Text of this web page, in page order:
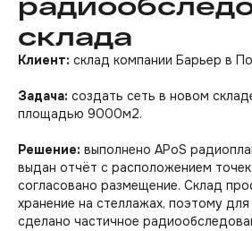
склада
Клиент: склад компании Барьер в
Задача: создать сеть в новом
площадью 9000м2.
Решение: выполнено APoS
выдан отчёт с расположением
согласовано размещение. Склад
хранение на стеллажах, поэтому
сделано частичное
Радиопланирование Wi-Fi
Радиообследование Wi-Fi
Настройка оборудования
Создаем Wi-Fi
Получить бесплатную
консультацию